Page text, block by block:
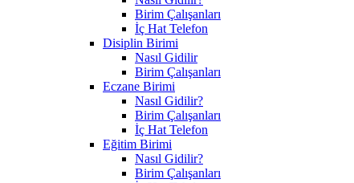
Birim Çalışanları
İç Hat Telefon
Disiplin Birimi
Nasıl Gidilir
Birim Çalışanları
Eczane Birimi
Nasıl Gidilir?
Birim Çalışanları
İç Hat Telefon
Eğitim Birimi
Nasıl Gidilir?
Birim Çalışanları